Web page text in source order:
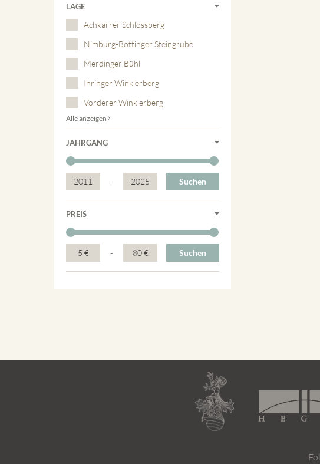
LAGE
Achkarrer Schlossberg
Nimburg-Bottinger Steingrube
Merdinger Bühl
Ihringer Winklerberg
Vorderer Winklerberg
Alle anzeigen
JAHRGANG
2011 - 2025 Suchen
PREIS
5 € - 80 € Suchen